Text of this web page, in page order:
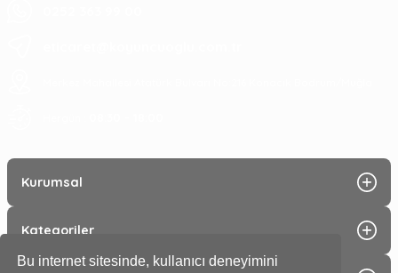
Bu internet sitesinde, kullanıcı deneyimini
Kurumsal
Kategoriler